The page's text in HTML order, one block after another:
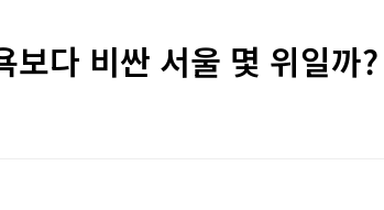
다 비싼 서울 몇 위일까?